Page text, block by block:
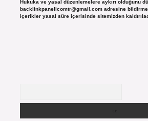
Hukuka ve yasal düzenlemelere aykırı olduğunu
backlinkpanelicomtr@gmail.comadresine
içerikler yasal süre içerisinde sitemizden